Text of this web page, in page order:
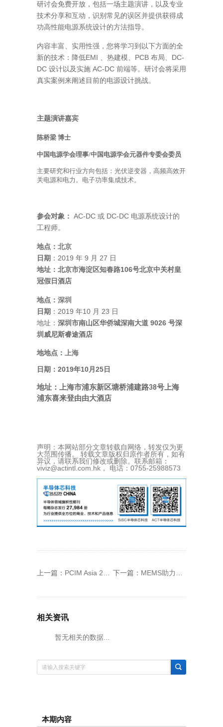
研讨会免费开放，包括一场主题演讲，以及专业
技术分享和互动，识别常见的误区并提供获得成
功高性能电源系统设计的方法指导。
内容丰富、实用性强，您将学习到以下方面的全
新的技术：降低EMI 、热建模、 PCB 布局、 DC-
DC 设计以及实施 AC-DC 前端等。研讨会将采用
真实案例来阐述目前的电源设计挑战。
主题演讲嘉宾
陈桥梁 博士
中国电源学会理事/中国电源学会元器件专委会委员
主要研究和行业方向包括：光伏逆变器，高频高效开
关电源和电力。电子功率集成技术。
参会对象： AC-DC 或 DC-DC 电源系统设计的
工程师。
地点： 北京
日期 ： 2019 年 9 月 27 日
地址：北京市海淀区知春路106号北京中关村皇
冠假日酒店
地点： 深圳
日期 ： 2019 年10 月 23 日
地址： 深圳市南山区华侨城深南大道 9026 号深
圳威尼斯睿途酒店
地地点 ： 上海
日期： 2019年10月 25 日
地址：上海市浦东新区塘桥浦建路38号上海
浦东喜来登由由大酒店
声明：本网站部分文章转载自网络，转发仅为更
大范围传播。 转载文章版权归原作者所有，如有
异议，请联系我们修改或删除。联系邮箱：
viviz@actintl.com.hk， 电话：0755-25988573
上一篇： PCIM Asia 2019將於6月26日隆重開幕 下一篇： MEMS助力蚌埠迈向“芯智”高地
相关资讯
暂无相关的数据...
本期内容